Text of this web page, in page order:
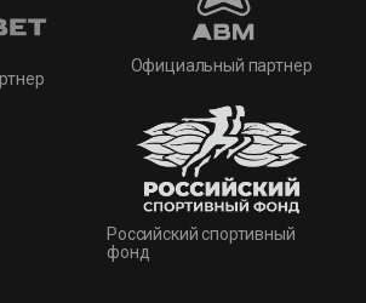
Официальный партнер
Российский спортивный
фонд